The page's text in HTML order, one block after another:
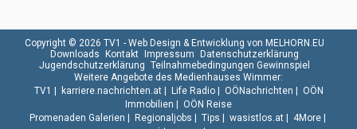
Copyright © 2026 TV1 - Web Design & Entwicklung von MELHORN.EU
Downloads
Kontakt Impressum
Datenschutzerklärung
Jugendschutzerklärung Teilnahmebedingungen Gewinnspiel
Weitere Angebote des Medienhauses Wimmer:
TV1
karriere.nachrichten.at| Life Radio| OÖNachrichten
OÖN
Immobilien
OÖN Reise
Promenaden Galerien
Regionaljobs Tips wasistlos.at| 4More|